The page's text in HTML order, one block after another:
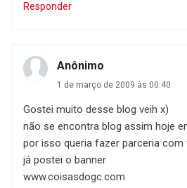
Responder
Anônimo
1 de março de 2009 às 00:40
Gostei muito desse blog veih x)
não se encontra blog assim hoje
por isso queria fazer parceria com
já postei o banner
www.coisasdogc.com